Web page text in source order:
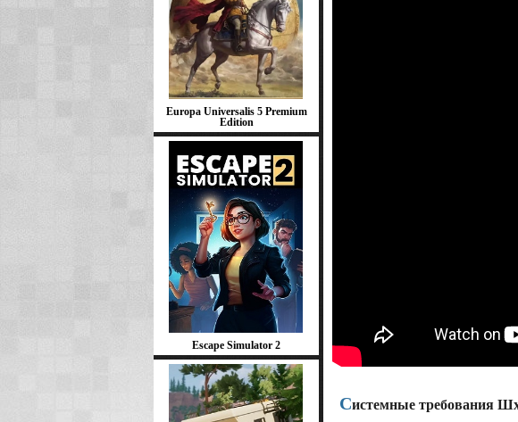
Europa Universalis 5 Premium
Edition
Escape Simulator 2
Системные требования